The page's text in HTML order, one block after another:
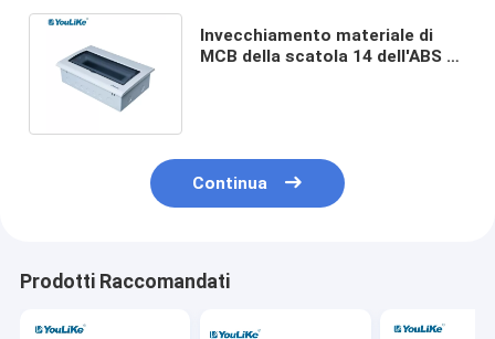
Invecchiamento materiale di
MCB della scatola 14 dell'ABS di
Continua
Prodotti Raccomandati